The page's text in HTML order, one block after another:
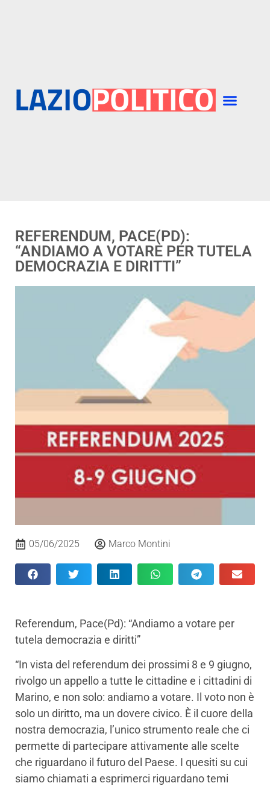
REFERENDUM, PACE(PD):
“ANDIAMO A VOTARE PER TUTELA
DEMOCRAZIA E DIRITTI”
05/06/2025 Marco Montini
Referendum, Pace(Pd): “Andiamo a votare per
tutela democrazia e diritti”
“In vista del referendum dei prossimi 8 e 9 giugno,
rivolgo un appello a tutte le cittadine e i cittadini di
Marino, e non solo: andiamo a votare. Il voto non è
solo un diritto, ma un dovere civico. È il cuore della
nostra democrazia, l’unico strumento reale che ci
permette di partecipare attivamente alle scelte
che riguardano il futuro del Paese. I quesiti su cui
siamo chiamati a esprimerci riguardano temi